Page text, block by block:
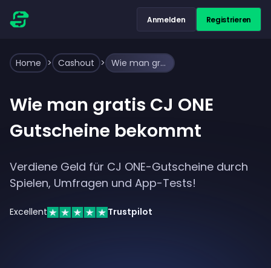
Anmelden Registrieren
Home > Cashout > Wie man gratis CJ ONE Gutscheine bekommt
Wie man gratis CJ ONE
Gutscheine bekommt
Verdiene Geld für CJ ONE-Gutscheine durch
Spielen, Umfragen und App-Tests!
Excellent Trustpilot